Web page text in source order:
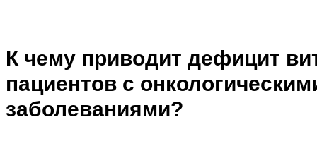
К чему приводит дефицит
пациентов с
заболеваниями?